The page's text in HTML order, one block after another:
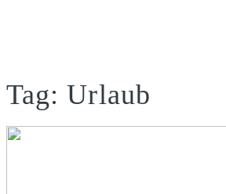
Tag: Urlaub